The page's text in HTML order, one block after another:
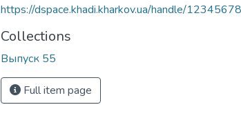
https://dspace.khadi.kharkov.ua/handle/
Collections
Выпуск 55
Full item page